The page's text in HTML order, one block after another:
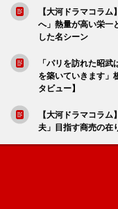
【大河ドラマコラ
へ」熱量が高い栄一
した名シーン
「パリを訪れた昭
を築いていきます」
タビュー】
【大河ドラマコラ
夫」目指す商売の在